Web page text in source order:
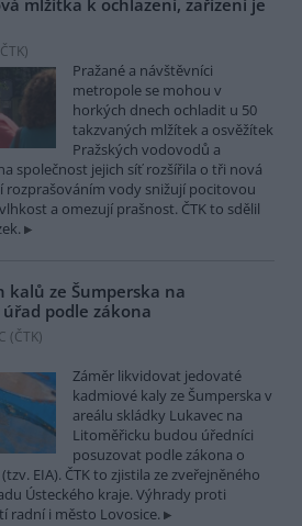
mlžítka k ochlazení, zařízení je
ČTK)
Pražané a návštěvníci
metropole se mohou v
horkých dnech ochladit u 50
takzvaných mlžítek a osvěžítek
Pražských vodovodů a
společnost jejich síť rozšířila o tři nová
rozprašováním vody snižují pocitovou
a omezují prašnost. ČTK to sdělil
kalů ze Šumperska na
podle zákona
(ČTK)
Záměr likvidovat jedovaté
kadmiové kaly ze Šumperska v
areálu skládky Lukavec na
Litoměřicku budou úředníci
posuzovat podle zákona o
EIA). ČTK to zjistila ze zveřejněného
Ústeckého kraje. Výhrady proti
radní i město Lovosice.